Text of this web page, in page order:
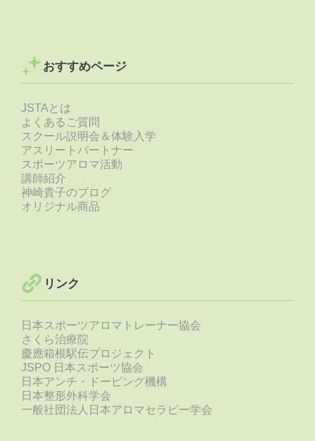
おすすめページ
JSTAとは
よくあるご質問
スクール説明会＆体験入学
アスリートパートナー
スポーツアロマ活動
講師紹介
神崎貴子のブログ
オリジナル商品
リンク
日本スポーツアロマトレーナー協会
さくら治療院
慶應箱根駅伝プロジェクト
JSPO 日本スポーツ協会
日本アンチ・ドーピング機構
日本整形外科学会
一般社団法人日本アロマセラピー学会